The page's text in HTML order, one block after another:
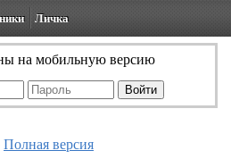
Личка
на мобильную версию
Полная версия